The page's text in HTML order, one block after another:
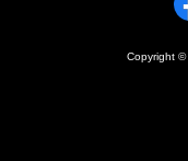
Copyright ©